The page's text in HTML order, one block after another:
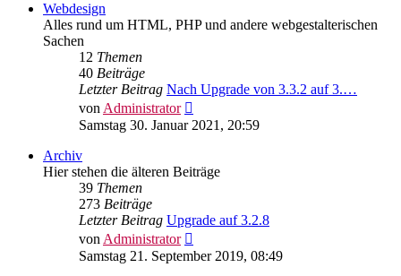
Webdesign
Alles rund um HTML, PHP und andere webgestalterischen
Sachen
12 Themen
40 Beiträge
Letzter Beitrag Nach Upgrade von 3.3.2 auf 3.…
vonAdministrator
Beitrag
Samstag 30. Januar 2021, 20:59
Archiv
Hier stehen die älteren Beiträge
39 Themen
273 Beiträge
Letzter Beitrag Upgrade auf 3.2.8
vonAdministrator
Beitrag
Samstag 21. September 2019, 08:49